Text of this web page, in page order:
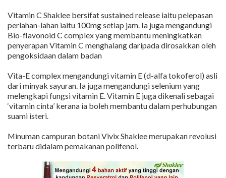
Vitamin C Shaklee bersifat sustained release iaitu pelepasan
perlahan-lahan iaitu 100mg setiap jam. Ia juga mengandungi
Bio-flavonoid C complex yang membantu meningkatkan
penyerapan Vitamin C menghalang daripada dirosakkan oleh
pengoksidaan dalam badan
Vita-E complex mengandungi vitamin E (d-alfa tokoferol) asli
dari minyak sayuran. Ia juga mengandungi selenium yang
melengkapi fungsi vitamin E. Vitamin E juga dikenali sebagai
‘vitamin cinta’ kerana ia boleh membantu dalam perhubungan
suami isteri.
Minuman campuran botani Vivix Shaklee merupakan revolusi
terbaru didalam pemakanan polifenol.